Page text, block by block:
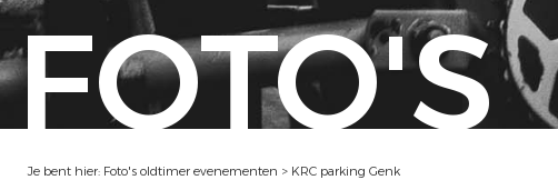
FOTO'S
Je bent hier: Foto's oldtimer evenementen > KRC parking Genk